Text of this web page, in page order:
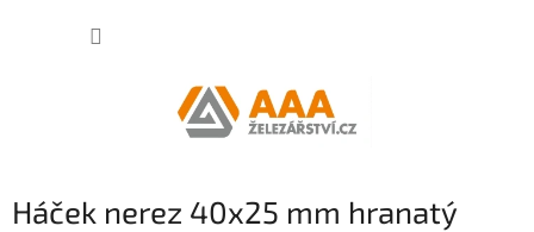
Háček nerez 40x25 mm hranatý